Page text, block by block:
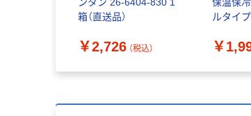
箱（直送品）
￥2,726 （税込）
ルタイ
￥